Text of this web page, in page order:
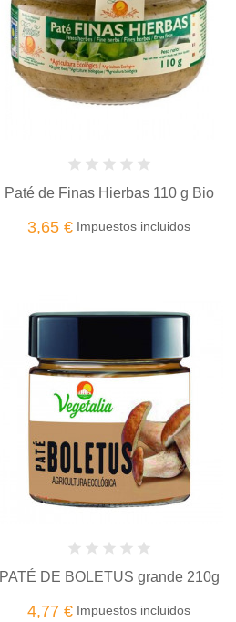
Paté de Finas Hierbas 110 g Bio
3,65 € Impuestos incluidos
PATÉ DE BOLETUS grande 210g
4,77 € Impuestos incluidos